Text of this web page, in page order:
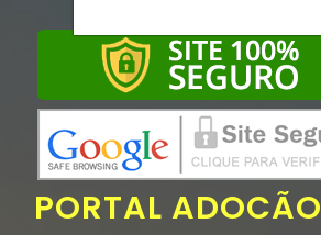
PORTAL ADOCÃO